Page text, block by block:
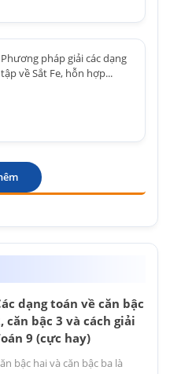
Phương pháp giải các dạng
về Sắt Fe, hỗn hợp...
dạng toán về căn bậc
căn bậc 3 và cách giải
9 (cực hay)
bậc hai và căn bậc ba là